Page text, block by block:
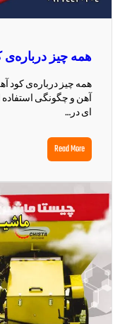
همه چیز درباره‌ی
همه چیز درباره‌ی کود
آهن و چگونگی استفاده
ای در…
Read More